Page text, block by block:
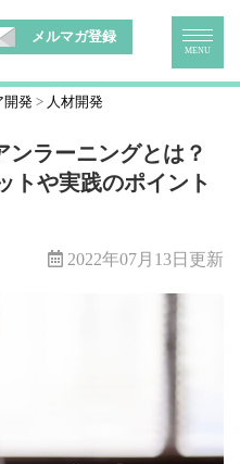
メルマガ登録
MENU
開発 人材開発
ラーニングとは？
トや実践のポイント
2022年07月13日更新